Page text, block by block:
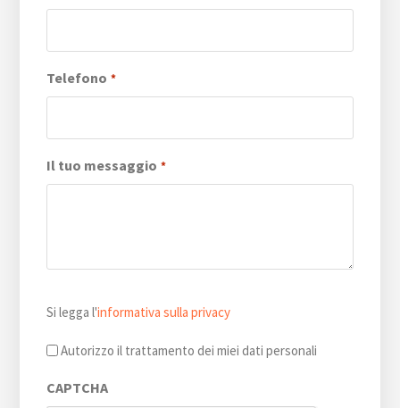
Telefono *
Il tuo messaggio *
legga
l'informativa
privacy
Si legga l'informativa sulla privacy
Autorizzo il trattamento dei miei dati personali
CAPTCHA